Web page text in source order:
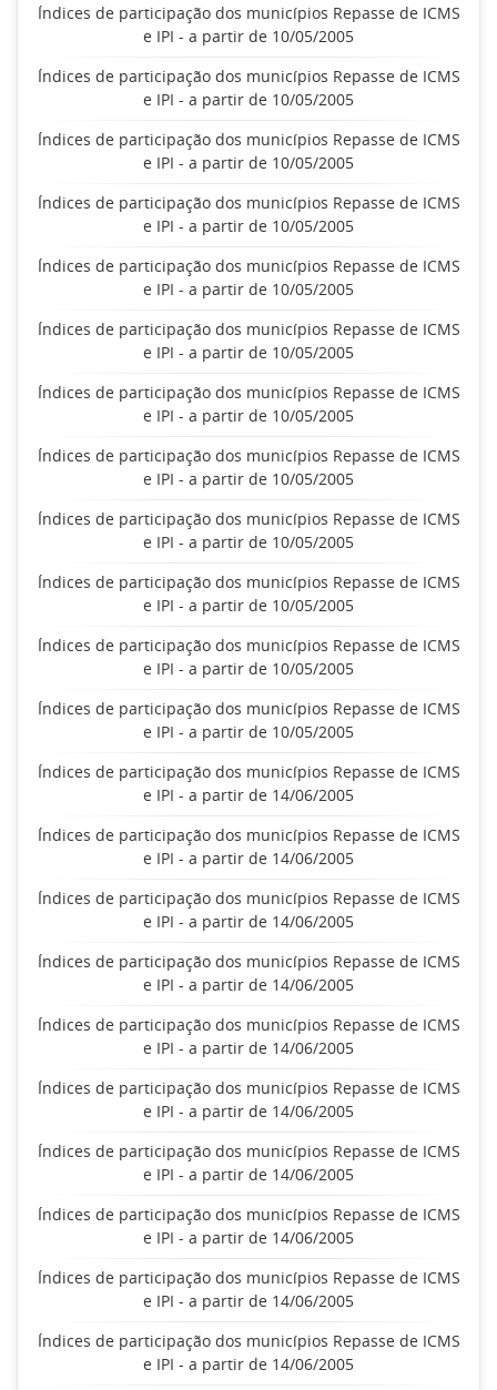
Índices de participação dos municípios Repasse de ICMS
e IPI - a partir de 10/05/2005
Índices de participação dos municípios Repasse de ICMS
e IPI - a partir de 10/05/2005
Índices de participação dos municípios Repasse de ICMS
e IPI - a partir de 10/05/2005
Índices de participação dos municípios Repasse de ICMS
e IPI - a partir de 10/05/2005
Índices de participação dos municípios Repasse de ICMS
e IPI - a partir de 10/05/2005
Índices de participação dos municípios Repasse de ICMS
e IPI - a partir de 10/05/2005
Índices de participação dos municípios Repasse de ICMS
e IPI - a partir de 10/05/2005
Índices de participação dos municípios Repasse de ICMS
e IPI - a partir de 10/05/2005
Índices de participação dos municípios Repasse de ICMS
e IPI - a partir de 10/05/2005
Índices de participação dos municípios Repasse de ICMS
e IPI - a partir de 10/05/2005
Índices de participação dos municípios Repasse de ICMS
e IPI - a partir de 10/05/2005
Índices de participação dos municípios Repasse de ICMS
e IPI - a partir de 10/05/2005
Índices de participação dos municípios Repasse de ICMS
e IPI - a partir de 14/06/2005
Índices de participação dos municípios Repasse de ICMS
e IPI - a partir de 14/06/2005
Índices de participação dos municípios Repasse de ICMS
e IPI - a partir de 14/06/2005
Índices de participação dos municípios Repasse de ICMS
e IPI - a partir de 14/06/2005
Índices de participação dos municípios Repasse de ICMS
e IPI - a partir de 14/06/2005
Índices de participação dos municípios Repasse de ICMS
e IPI - a partir de 14/06/2005
Índices de participação dos municípios Repasse de ICMS
e IPI - a partir de 14/06/2005
Índices de participação dos municípios Repasse de ICMS
e IPI - a partir de 14/06/2005
Índices de participação dos municípios Repasse de ICMS
e IPI - a partir de 14/06/2005
Índices de participação dos municípios Repasse de ICMS
e IPI - a partir de 14/06/2005